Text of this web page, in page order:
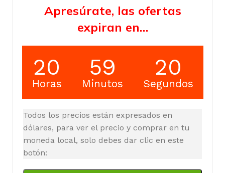
Apresúrate, las ofertas
expiran en…
20
Horas
59
Minutos
20
Segundos
Todos los precios están expresados en
dólares, para ver el precio y comprar en tu
moneda local, solo debes dar clic en este
botón: